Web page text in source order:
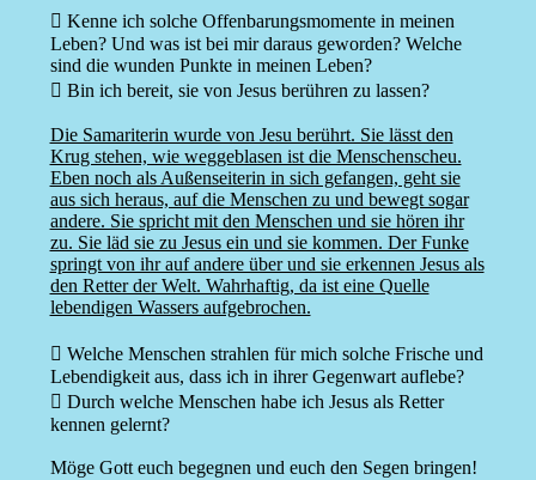
 Kenne ich solche Offenbarungsmomente in meinen
Leben? Und was ist bei mir daraus geworden? Welche
sind die wunden Punkte in meinen Leben?
 Bin ich bereit, sie von Jesus berühren zu lassen?
Die Samariterin wurde von Jesu berührt. Sie lässt den
Krug stehen, wie weggeblasen ist die Menschenscheu.
Eben noch als Außenseiterin in sich gefangen, geht sie
aus sich heraus, auf die Menschen zu und bewegt sogar
andere. Sie spricht mit den Menschen und sie hören ihr
zu. Sie läd sie zu Jesus ein und sie kommen. Der Funke
springt von ihr auf andere über und sie erkennen Jesus als
den Retter der Welt. Wahrhaftig, da ist eine Quelle
lebendigen Wassers aufgebrochen.
 Welche Menschen strahlen für mich solche Frische und
Lebendigkeit aus, dass ich in ihrer Gegenwart auflebe?
 Durch welche Menschen habe ich Jesus als Retter
kennen gelernt?
Möge Gott euch begegnen und euch den Segen bringen!